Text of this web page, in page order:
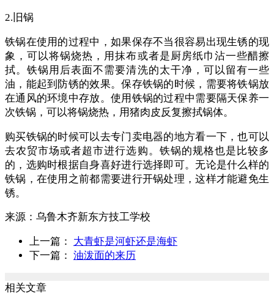
2.旧锅
铁锅在使用的过程中，如果保存不当很容易出现生锈的现
象，可以将锅烧热，用抹布或者是厨房纸巾沾一些醋擦
拭。铁锅用后表面不需要清洗的太干净，可以留有一些
油，能起到防锈的效果。保存铁锅的时候，需要将铁锅放
在通风的环境中存放。使用铁锅的过程中需要隔天保养一
次铁锅，可以将锅烧热，用猪肉皮反复擦拭锅体。
购买铁锅的时候可以去专门卖电器的地方看一下，也可以
去农贸市场或者超市进行选购。铁锅的规格也是比较多
的，选购时根据自身喜好进行选择即可。无论是什么样的
铁锅，在使用之前都需要进行开锅处理，这样才能避免生
锈。
来源： 乌鲁木齐新东方技工学校
上一篇： 大青虾是河虾还是海虾
下一篇： 油泼面的来历
相关文章